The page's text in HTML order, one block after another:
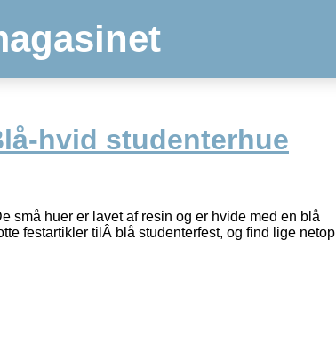
hvid studenterhue
små huer er lavet af resin og er hvide med en blå
festartikler tilÂ blå studenterfest, og find lige netop